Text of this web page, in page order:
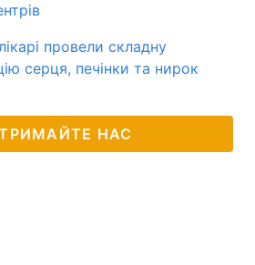
провели складну
серця, печінки та нирок
НАС